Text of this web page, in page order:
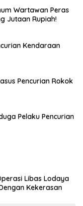
Wartawan Peras
Jutaan Rupiah!
Kendaraan
Pencurian Rokok
Pelaku Pencurian
Libas Lodaya
Kekerasan